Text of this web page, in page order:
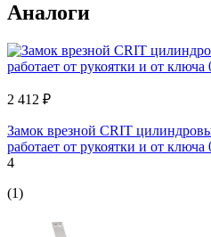
Аналоги
2 412 ₽
Замок врезной CRIT
работает от рукоятки и от ключа
4
(1)